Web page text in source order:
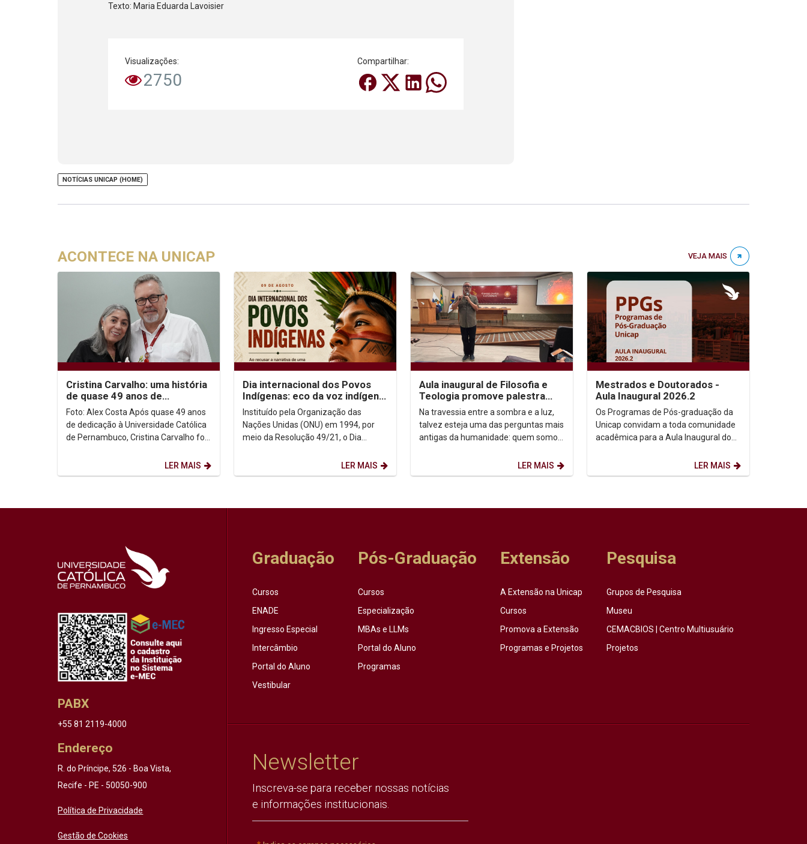
Texto: Maria Eduarda Lavoisier
Visualizações:
2750
Compartilhar:
NOTÍCIAS UNICAP (HOME)
ACONTECE NA UNICAP VEJA MAIS
Cristina Carvalho: uma história
de quase 49 anos de
dedicação à Unicap
Foto: Alex Costa Após quase 49 anos
de dedicação à Universidade Católica
de Pernambuco, Cristina Carvalho foi
LER MAIS
Dia internacional dos Povos
Indígenas: eco da voz indígena
no contexto urbano
Instituído pela Organização das
Nações Unidas (ONU) em 1994, por
meio da Resolução 49/21, o Dia
de agosto) firma-se como...LER MAIS
Aula inaugural de Filosofia e
Teologia promove palestra
sobre autoconhecimento
Na travessia entre a sombra e a luz,
talvez esteja uma das perguntas mais
antigas da humanidade: quem somos,
LER MAIS
Mestrados e Doutorados -
Aula Inaugural 2026.2
Os Programas de Pós-graduação da
Unicap convidam a toda comunidade
acadêmica para a Aula Inaugural do
LER MAIS
PABX
+55 81 2119-4000
Endereço
R. do Príncipe, 526 - Boa Vista,
Recife - PE - 50050-900
Política de Privacidade
Gestão de Cookies
Graduação
Cursos
ENADE
Ingresso Especial
Intercâmbio
Portal do Aluno
Vestibular
Pós-Graduação
Cursos
Especialização
MBAs e LLMs
Portal do Aluno
Programas
Extensão
A Extensão na Unicap
Cursos
Promova a Extensão
Programas e Projetos
Pesquisa
Grupos de Pesquisa
Museu
CEMACBIOS | Centro Multiusuário
Projetos
Newsletter
Inscreva-se para receber nossas notícias
e informações institucionais.